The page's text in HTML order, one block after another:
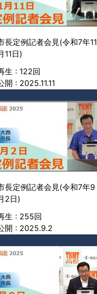
長定例記者会見(令和7年11
11日)
生 : 122回
開 : 2025.11.11
長定例記者会見(令和7年9
2日)
生 : 255回
開 : 2025.9.2